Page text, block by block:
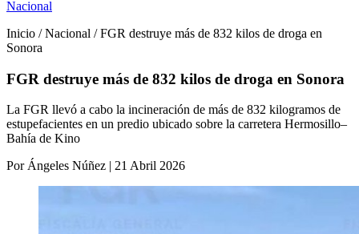
Nacional
Inicio / Nacional / FGR destruye más de 832 kilos de droga en
Sonora
FGR destruye más de 832 kilos de droga en Sonora
La FGR llevó a cabo la incineración de más de 832 kilogramos de
estupefacientes en un predio ubicado sobre la carretera Hermosillo–
Bahía de Kino
Por Ángeles Núñez | 21 Abril 2026